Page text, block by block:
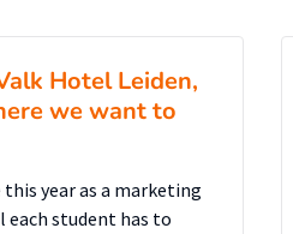
Hotel Leiden,
we want to
this year as a marketing
each student has to